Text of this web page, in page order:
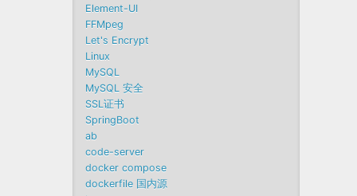
Element-UI
FFMpeg
Let's Encrypt
Linux
MySQL
MySQL 安全
SSL证书
SpringBoot
ab
code-server
docker compose
dockerfile 国内源